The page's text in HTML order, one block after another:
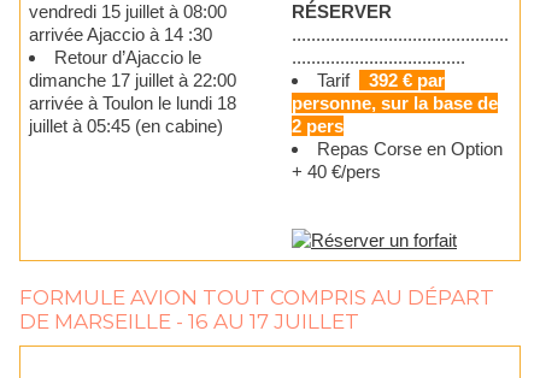
vendredi 15 juillet à 08:00
arrivée Ajaccio à 14 :30
Retour d’Ajaccio le
dimanche 17 juillet à 22:00
arrivée à Toulon le lundi 18
juillet à 05:45 (en cabine)
RÉSERVER
.............................................
....................................
Tarif
392 € par
personne, sur la base de
2 pers
Repas Corse en Option
+ 40 €/pers
FORMULE AVION TOUT COMPRIS AU DÉPART
DE MARSEILLE - 16 AU 17 JUILLET